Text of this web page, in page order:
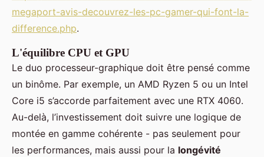
megaport-avis-decouvrez-les-pc-gamer-qui-font-la-
difference.php.
L'équilibre CPU et GPU
Le duo processeur-graphique doit être pensé comme
un binôme. Par exemple, un AMD Ryzen 5 ou un Intel
Core i5 s’accorde parfaitement avec une RTX 4060.
Au-delà, l’investissement doit suivre une logique de
montée en gamme cohérente - pas seulement pour
les performances, mais aussi pour la longévité